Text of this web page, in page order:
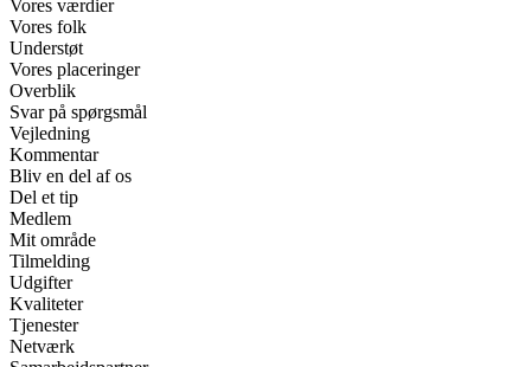
Vores værdier
Vores folk
Understøt
Vores placeringer
Overblik
Svar på spørgsmål
Vejledning
Kommentar
Bliv en del af os
Del et tip
Medlem
Mit område
Tilmelding
Udgifter
Kvaliteter
Tjenester
Netværk